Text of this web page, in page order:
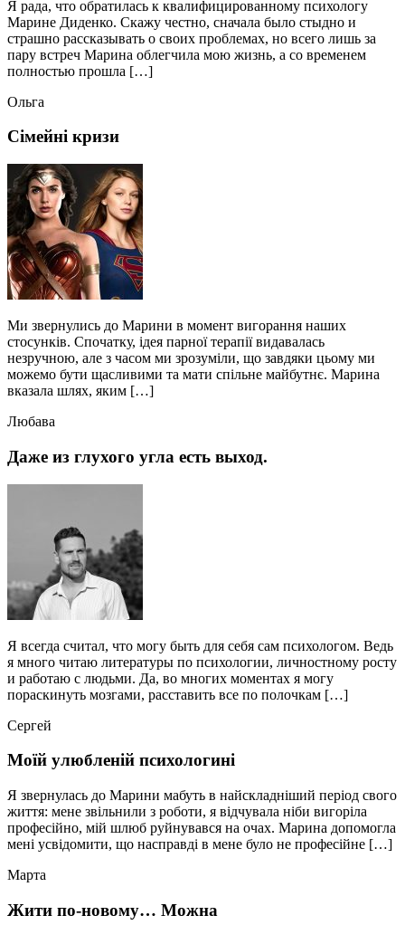
Я рада, что обратилась к квалифицированному психологу
Марине Диденко. Скажу честно, сначала было стыдно и
страшно рассказывать о своих проблемах, но всего лишь за
пару встреч Марина облегчила мою жизнь, а со временем
полностью прошла […]
Ольга
Сімейні кризи
Ми звернулись до Марини в момент вигорання наших
стосунків. Спочатку, ідея парної терапії видавалась
незручною, але з часом ми зрозуміли, що завдяки цьому ми
можемо бути щасливими та мати спільне майбутнє. Марина
вказала шлях, яким […]
Любава
Даже из глухого угла есть выход.
Я всегда считал, что могу быть для себя сам психологом. Ведь
я много читаю литературы по психологии, личностному росту
и работаю с людьми. Да, во многих моментах я могу
пораскинуть мозгами, расставить все по полочкам […]
Сергей
Моїй улюбленій психологині
Я звернулась до Марини мабуть в найскладніший період свого
життя: мене звільнили з роботи, я відчувала ніби вигоріла
професійно, мій шлюб руйнувався на очах. Марина допомогла
мені усвідомити, що насправді в мене було не професійне […]
Марта
Жити по-новому… Можна